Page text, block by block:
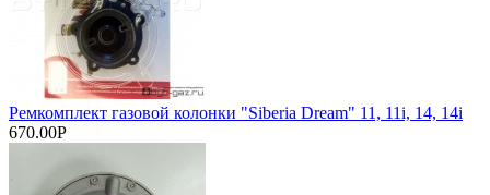
Ремкомплект газовой колонки "Siberia Dream" 11, 11i, 14, 14i
670.00Р